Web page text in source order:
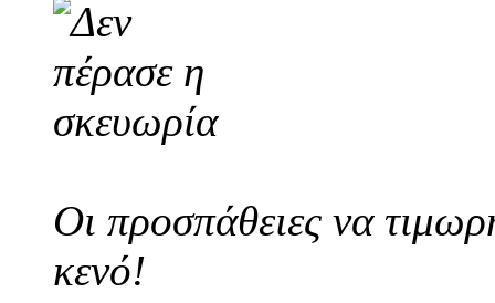
Οι προσπάθειες να
κενό!